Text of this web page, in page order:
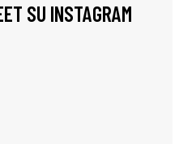
SU INSTAGRAM